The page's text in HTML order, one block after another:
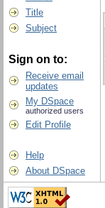
Title
Subject
Sign on to:
Receive email
updates
My DSpace
authorized users
Edit Profile
Help
About DSpace